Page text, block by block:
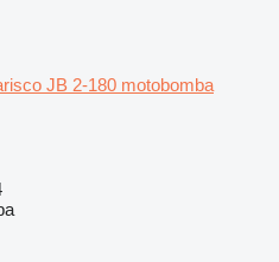
JB 2-180 motobomba